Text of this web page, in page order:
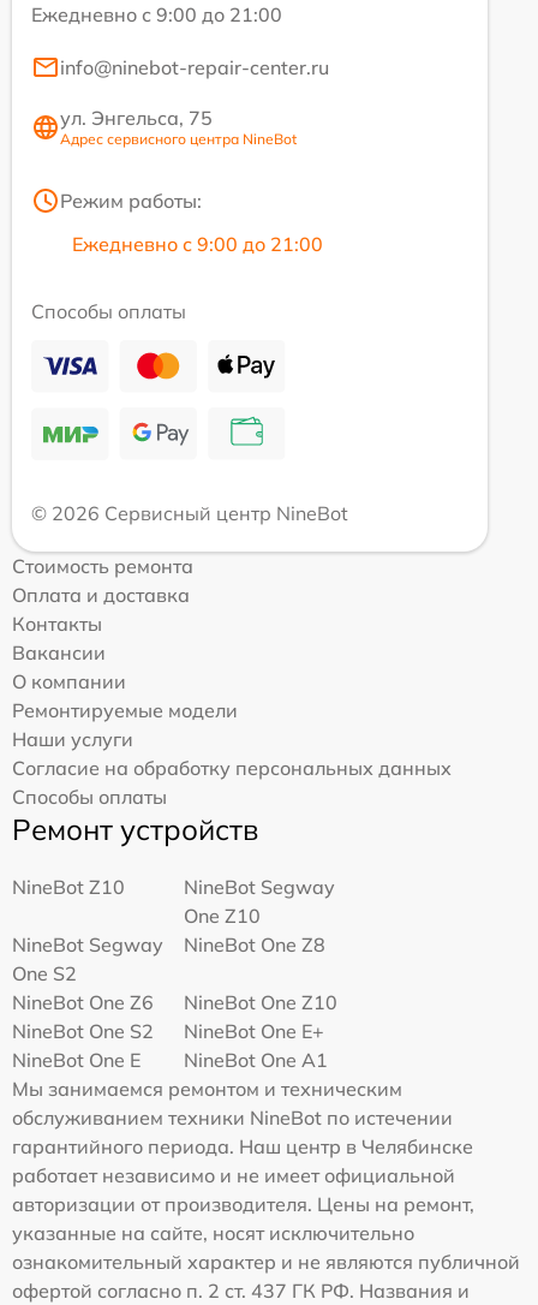
Ежедневно с 9:00 до 21:00
info@ninebot-repair-center.ru
ул. Энгельса, 75
Адрес сервисного центра NineBot
Режим работы:
Ежедневно с 9:00 до 21:00
Способы оплаты
© 2026 Сервисный центр NineBot
Стоимость ремонта
Оплата и доставка
Контакты
Вакансии
О компании
Ремонтируемые модели
Наши услуги
Согласие на обработку персональных данных
Способы оплаты
Ремонт устройств
NineBot Z10
NineBot Segway
One Z10
NineBot Segway
One S2
NineBot One Z8
NineBot One Z6
NineBot One Z10
NineBot One S2
NineBot One E+
NineBot One E
NineBot One A1
Мы занимаемся ремонтом и техническим
обслуживанием техники NineBot по истечении
гарантийного периода. Наш центр в Челябинске
работает независимо и не имеет официальной
авторизации от производителя. Цены на ремонт,
указанные на сайте, носят исключительно
ознакомительный характер и не являются публичной
офертой согласно п. 2 ст. 437 ГК РФ. Названия и